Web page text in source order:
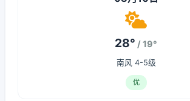
28° / 19°
南风 4-5级
优